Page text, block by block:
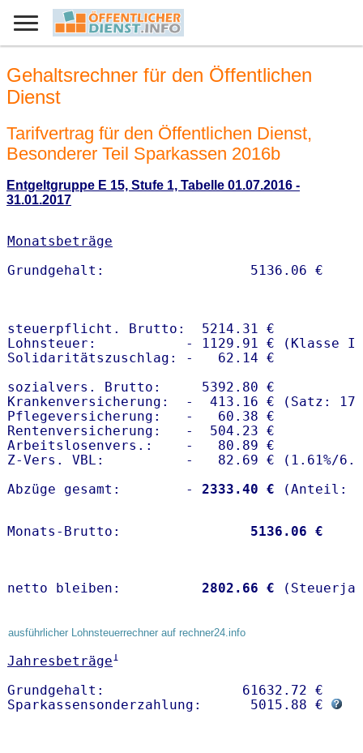
Gehaltsrechner für den Öffentlichen
Dienst
Tarifvertrag für den Öffentlichen Dienst,
Besonderer Teil Sparkassen 2016b
Entgeltgruppe E 15, Stufe 1, Tabelle 01.07.2016 -
31.01.2017
Monatsbeträge
steuerpflicht. Brutto:  5214.31 €
Lohnsteuer:           - 1129.91 € (Klasse I)
Solidaritätszuschlag: -   62.14 €
sozialvers. Brutto:     5392.80 €
Krankenversicherung:  -  413.16 € (Satz:
Pflegeversicherung:   -   60.38 €
Rentenversicherung:   -  504.23 €
Arbeitslosenvers.:    -   80.89 €
Z-Vers. VBL:          -   82.69 € ( 1.61%/
Abzüge gesamt:        -
2333.40 €
Monats-Brutto: 5136.06 €
netto bleiben: 2802.66 €
ausführlicher Lohnsteuerrechner auf rechner24.info
Jahresbeträge1
Grundgehalt:                 61632.72 €
Sparkassensonderzahlung:      5015.88 €